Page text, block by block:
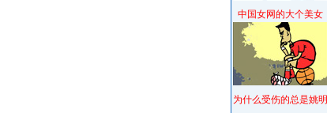
中国女网的大个美女
为什么受伤的总是姚明